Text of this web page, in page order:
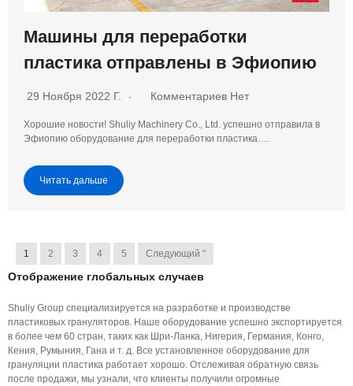
Машины для переработки
пластика отправлены в Эфиопию
29 Ноября 2022 Г. Комментариев Нет
Хорошие новости! Shuliy Machinery Co., Ltd. успешно отправила в
Эфиопию оборудование для переработки пластика….
Читать дальше
1 2 3 4 5 Следующий "
Отображение глобальных случаев
Shuliy Group специализируется на разработке и производстве
пластиковых грануляторов. Наше оборудование успешно экспортируется
в более чем 60 стран, таких как Шри-Ланка, Нигерия, Германия, Конго,
Кения, Румыния, Гана и т. д. Все установленное оборудование для
грануляции пластика работает хорошо. Отслеживая обратную связь
после продажи, мы узнали, что клиенты получили огромные